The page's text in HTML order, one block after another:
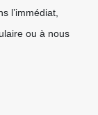
l’immédiat,
ou à nous